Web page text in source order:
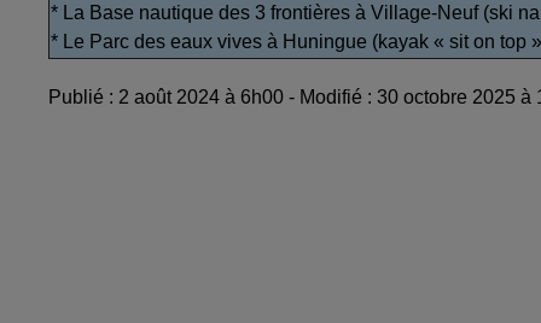
* La Base nautique des 3 frontières à Village-Neuf (ski
* Le Parc des eaux vives à Huningue (kayak « sit on top
Publié : 2 août 2024 à 6h00 - Modifié : 30 octobre 2025 à